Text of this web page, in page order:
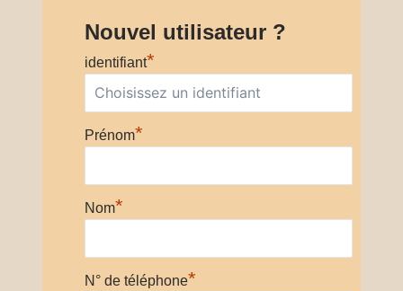
Nouvel utilisateur ?
identifiant*
Prénom*
Nom*
N° de téléphone*